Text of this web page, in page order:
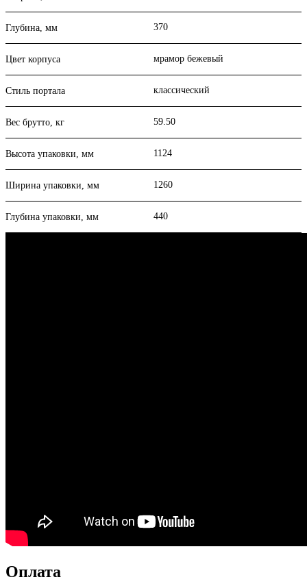
Глубина, мм 370
Цвет корпуса мрамор бежевый
Стиль портала классический
Вес брутто, кг 59.50
Высота упаковки, мм 1124
Ширина упаковки, мм 1260
Глубина упаковки, мм 440
Оплата